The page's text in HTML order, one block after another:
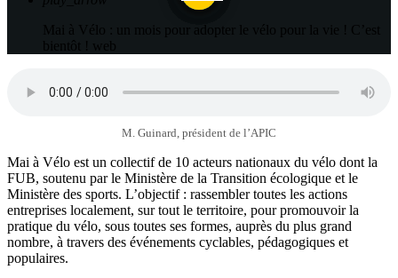
Mai à Vélo : un mois pour adopter le vélo pour la vie ! C’est
bientôt ! web
M. Guinard, président de l’APIC
Mai à Vélo est un collectif de 10 acteurs nationaux du vélo dont la
FUB, soutenu par le Ministère de la Transition écologique et le
Ministère des sports. L’objectif : rassembler toutes les actions
entreprises localement, sur tout le territoire, pour promouvoir la
pratique du vélo, sous toutes ses formes, auprès du plus grand
nombre, à travers des événements cyclables, pédagogiques et
populaires.